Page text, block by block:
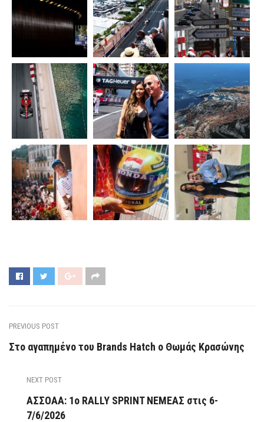
PREVIOUS POST
Στο αγαπημένο του Brands Hatch ο Θωμάς Κρασώνης
NEXT POST
ΑΣΣΟΑΑ: 1o RALLY SPRINT ΝΕΜΕΑΣ στις 6-
7/6/2026